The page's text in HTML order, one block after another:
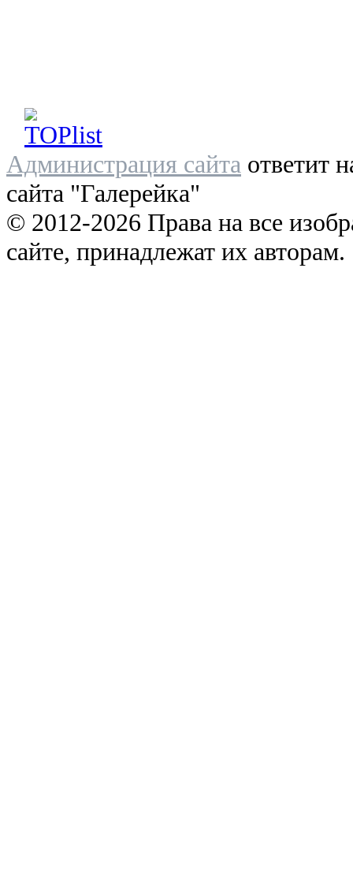
Администрация сайта ответит
сайта "Галерейка"
© 2012-2026 Права на все
сайте, принадлежат их авторам.